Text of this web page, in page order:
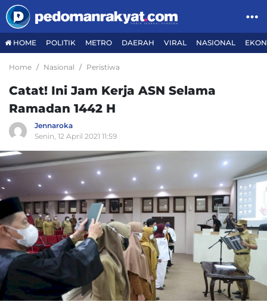
HOME POLITIK METRO DAERAH VIRAL NASIONAL
Home Nasional Peristiwa
Catat! Ini Jam Kerja ASN Selama
Ramadan 1442 H
Jennaroka
Senin, 12 April 2021 11:59